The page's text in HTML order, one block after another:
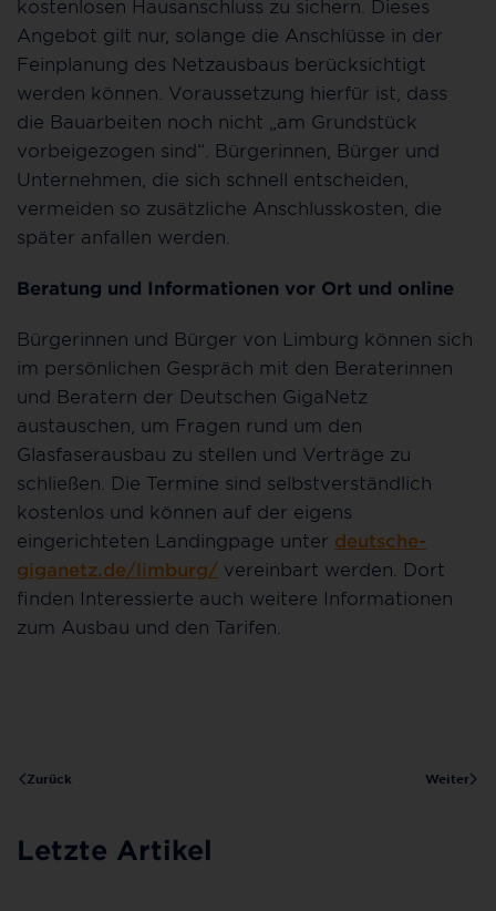
kostenlosen Hausanschluss zu sichern. Dieses
Angebot gilt nur, solange die Anschlüsse in der
Feinplanung des Netzausbaus berücksichtigt
werden können. Voraussetzung hierfür ist, dass
die Bauarbeiten noch nicht „am Grundstück
vorbeigezogen sind“. Bürgerinnen, Bürger und
Unternehmen, die sich schnell entscheiden,
vermeiden so zusätzliche Anschlusskosten, die
später anfallen werden.
Beratung und Informationen vor Ort und online
Bürgerinnen und Bürger von Limburg können sich
im persönlichen Gespräch mit den Beraterinnen
und Beratern der Deutschen GigaNetz
austauschen, um Fragen rund um den
Glasfaserausbau zu stellen und Verträge zu
schließen. Die Termine sind selbstverständlich
kostenlos und können auf der eigens
eingerichteten Landingpage unter deutsche-
giganetz.de/limburg/ vereinbart werden. Dort
finden Interessierte auch weitere Informationen
zum Ausbau und den Tarifen.
Zurück Weiter
Letzte Artikel